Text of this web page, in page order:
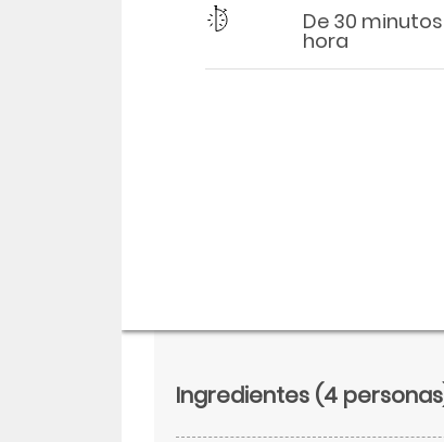
Dificultad
Tiempo De 30 minutos
hora
Ingredientes (4